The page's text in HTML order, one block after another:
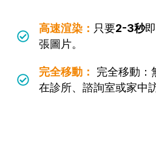
高速渲染： 只要2-3秒
張圖片。
完全移動：
完全移動：
在診所、諮詢室或家中